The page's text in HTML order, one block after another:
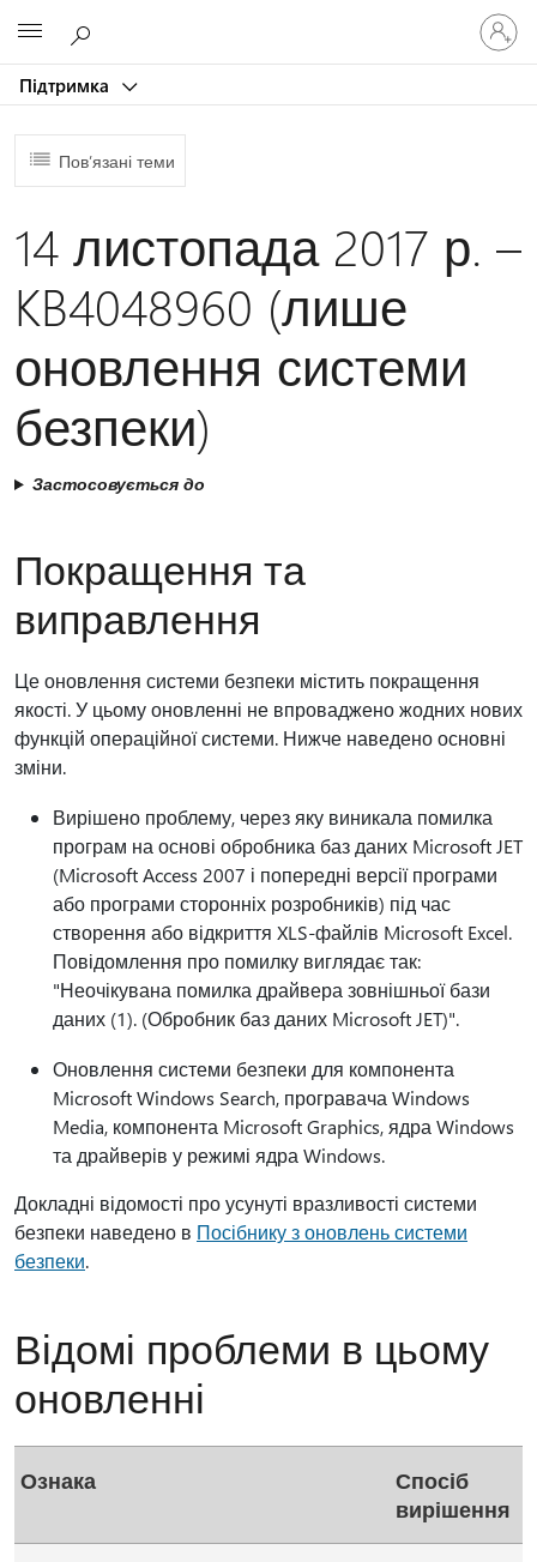
Підтримка
Увійдіть
свій
запис
Пов’язані теми
14 листопада 2017 р. –
KB4048960 (лише
оновлення системи
безпеки)
Застосовується до
Покращення та
виправлення
Це оновлення системи безпеки містить покращення
якості. У цьому оновленні не впроваджено жодних нових
функцій операційної системи. Нижче наведено основні
зміни.
Вирішено проблему, через яку виникала помилка
програм на основі обробника баз даних Microsoft JET
(Microsoft Access 2007 і попередні версії програми
або програми сторонніх розробників) під час
створення або відкриття XLS-файлів Microsoft Excel.
Повідомлення про помилку виглядає так:
"Неочікувана помилка драйвера зовнішньої бази
даних (1). (Обробник баз даних Microsoft JET)".
Оновлення системи безпеки для компонента
Microsoft Windows Search, програвача Windows
Media, компонента Microsoft Graphics, ядра Windows
та драйверів у режимі ядра Windows.
Докладні відомості про усунуті вразливості системи
безпеки наведено в Посібнику з оновлень системи
безпеки.
Відомі проблеми в цьому
оновленні
Ознака
Спосіб
вирішення